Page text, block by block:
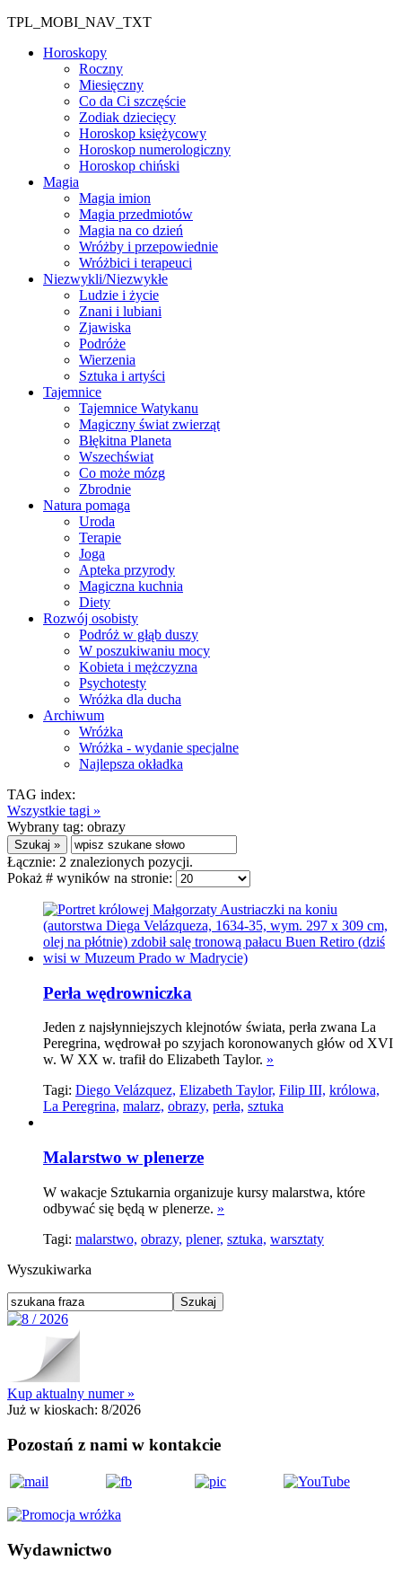
TPL_MOBI_NAV_TXT
Horoskopy
Roczny
Miesięczny
Co da Ci szczęście
Zodiak dziecięcy
Horoskop księżycowy
Horoskop numerologiczny
Horoskop chiński
Magia
Magia imion
Magia przedmiotów
Magia na co dzień
Wróżby i przepowiednie
Wróżbici i terapeuci
Niezwykli/Niezwykłe
Ludzie i życie
Znani i lubiani
Zjawiska
Podróże
Wierzenia
Sztuka i artyści
Tajemnice
Tajemnice Watykanu
Magiczny świat zwierząt
Błękitna Planeta
Wszechświat
Co może mózg
Zbrodnie
Natura pomaga
Uroda
Terapie
Joga
Apteka przyrody
Magiczna kuchnia
Diety
Rozwój osobisty
Podróż w głąb duszy
W poszukiwaniu mocy
Kobieta i mężczyzna
Psychotesty
Wróżka dla ducha
Archiwum
Wróżka
Wróżka - wydanie specjalne
Najlepsza okładka
TAG index:
Wszystkie tagi »
Wybrany tag: obrazy
Łącznie: 2 znalezionych pozycji.
Pokaż # wyników na stronie:
Perła wędrowniczka
Jeden z najsłynniejszych klejnotów świata, perła zwana La
Peregrina, wędrował po szyjach koronowanych głów od XVI
w. W XX w. trafił do Elizabeth Taylor. »
Tagi: Diego Velázquez, Elizabeth Taylor, Filip III, królowa,
La Peregrina, malarz, obrazy, perła, sztuka
Malarstwo w plenerze
W wakacje Sztukarnia organizuje kursy malarstwa, które
odbywać się będą w plenerze. »
Tagi: malarstwo, obrazy, plener, sztuka, warsztaty
Wyszukiwarka
Kup aktualny numer »
Już w kioskach: 8/2026
Pozostań z nami w kontakcie
Wydawnictwo